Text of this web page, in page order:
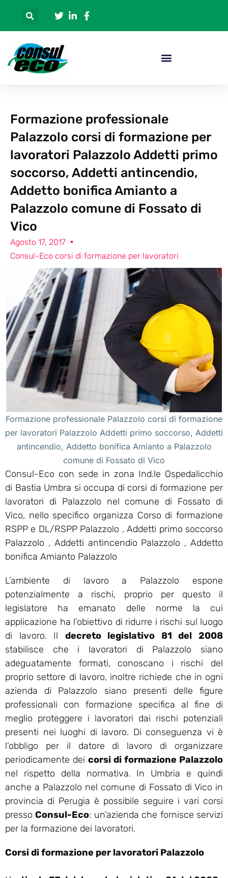
Formazione professionale
Palazzolo corsi di formazione per
lavoratori Palazzolo Addetti primo
soccorso, Addetti antincendio,
Addetto bonifica Amianto a
Palazzolo comune di Fossato di
Vico
Agosto 17, 2017
Consul-Eco corsi di formazione per lavoratori
Formazione professionale Palazzolo corsi di formazione
per lavoratori Palazzolo Addetti primo soccorso, Addetti
antincendio, Addetto bonifica Amianto a Palazzolo
comune di Fossato di Vico
Consul-Eco con sede in zona Ind.le Ospedalicchio
di Bastia Umbra si occupa di corsi di formazione per
lavoratori di Palazzolo nel comune di Fossato di
Vico, nello specifico organizza Corso di formazione
RSPP e DL/RSPP Palazzolo , Addetti primo soccorso
Palazzolo , Addetti antincendio Palazzolo , Addetto
bonifica Amianto Palazzolo
L’ambiente di lavoro a Palazzolo espone
potenzialmente a rischi, proprio per questo il
legislatore ha emanato delle norme la cui
applicazione ha l’obiettivo di ridurre i rischi sul luogo
di lavoro. Il decreto legislativo 81 del 2008
stabilisce che i lavoratori di Palazzolo siano
adeguatamente formati, conoscano i rischi del
proprio settore di lavoro, inoltre richiede che in ogni
azienda di Palazzolo siano presenti delle figure
professionali con formazione specifica al fine di
meglio proteggere i lavoratori dai rischi potenziali
presenti nei luoghi di lavoro. Di conseguenza vi è
l’obbligo per il datore di lavoro di organizzare
periodicamente dei corsi di formazione Palazzolo
nel rispetto della normativa. In Umbria e quindi
anche a Palazzolo nel comune di Fossato di Vico in
provincia di Perugia è possibile seguire i vari corsi
pressoConsul-Eco: un’azienda che fornisce servizi
per la formazione dei lavoratori.
Corsi di formazione per lavoratori Palazzolo